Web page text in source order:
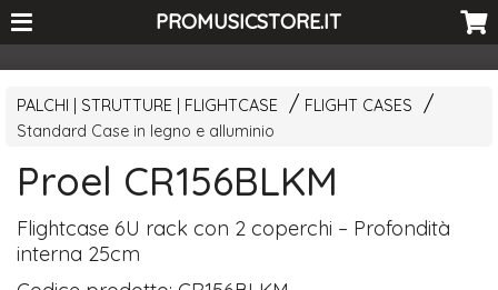
<-- Curio's GSC -->PROMUSICSTORE.IT
PALCHI | STRUTTURE | FLIGHTCASE
FLIGHT CASES
Standard Case in legno e alluminio
Proel CR156BLKM
Flightcase 6U rack con 2 coperchi – Profondità
interna 25cm